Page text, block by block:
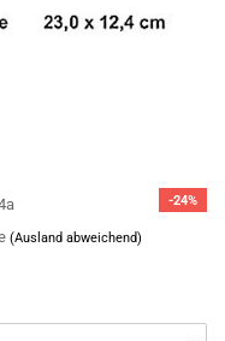
-24%
(Ausland abweichend)